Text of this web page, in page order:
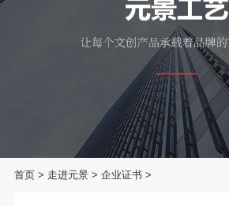
首页 > 走进元景> 企业证书 >